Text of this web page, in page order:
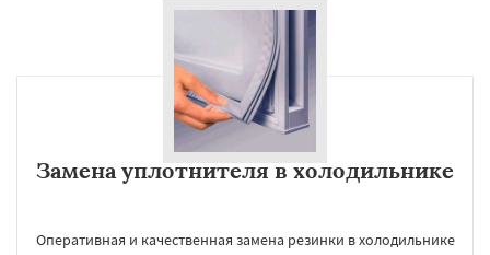
Замена уплотнителя в холодильнике
Оперативная и качественная замена резинки в холодильнике